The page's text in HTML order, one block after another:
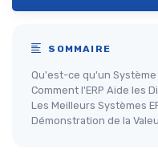
SOMMAIRE
Qu'est-ce qu'un Système
Comment l'ERP Aide les
Les Meilleurs Systèmes
Démonstration de la